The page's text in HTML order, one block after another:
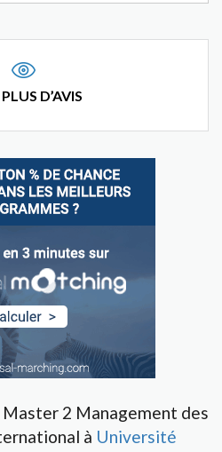
D’AVIS
2 Management des
à Université